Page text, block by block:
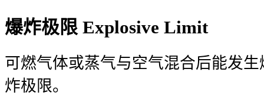
爆炸极限 Explosive Limit
可燃气体或蒸气与空气混合后能发
炸极限。